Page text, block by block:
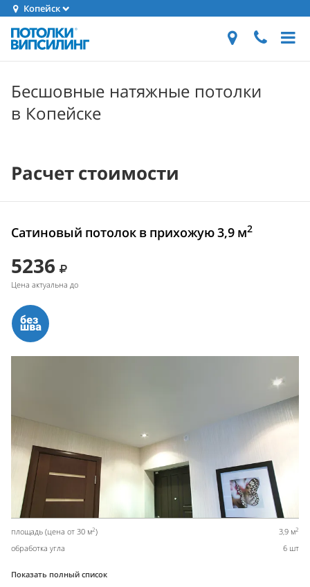
Копейск
Бесшовные натяжные потолки
в Копейске
Расчет стоимости
Сатиновый потолок в прихожую 3,9 м2
5236
Цена актуальна до
площадь (цена от 30 м2) 3,9 м2
обработка угла 6 шт
Показать полный список